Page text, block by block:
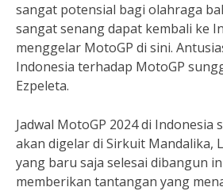
sangat potensial bagi olahraga
sangat senang dapat kembali ke
menggelar MotoGP di sini.
Indonesia terhadap MotoGP
Ezpeleta.
Jadwal MotoGP 2024 di Indonesia
akan digelar di Sirkuit Mandalika,
yang baru saja selesai dibangun
memberikan tantangan yang